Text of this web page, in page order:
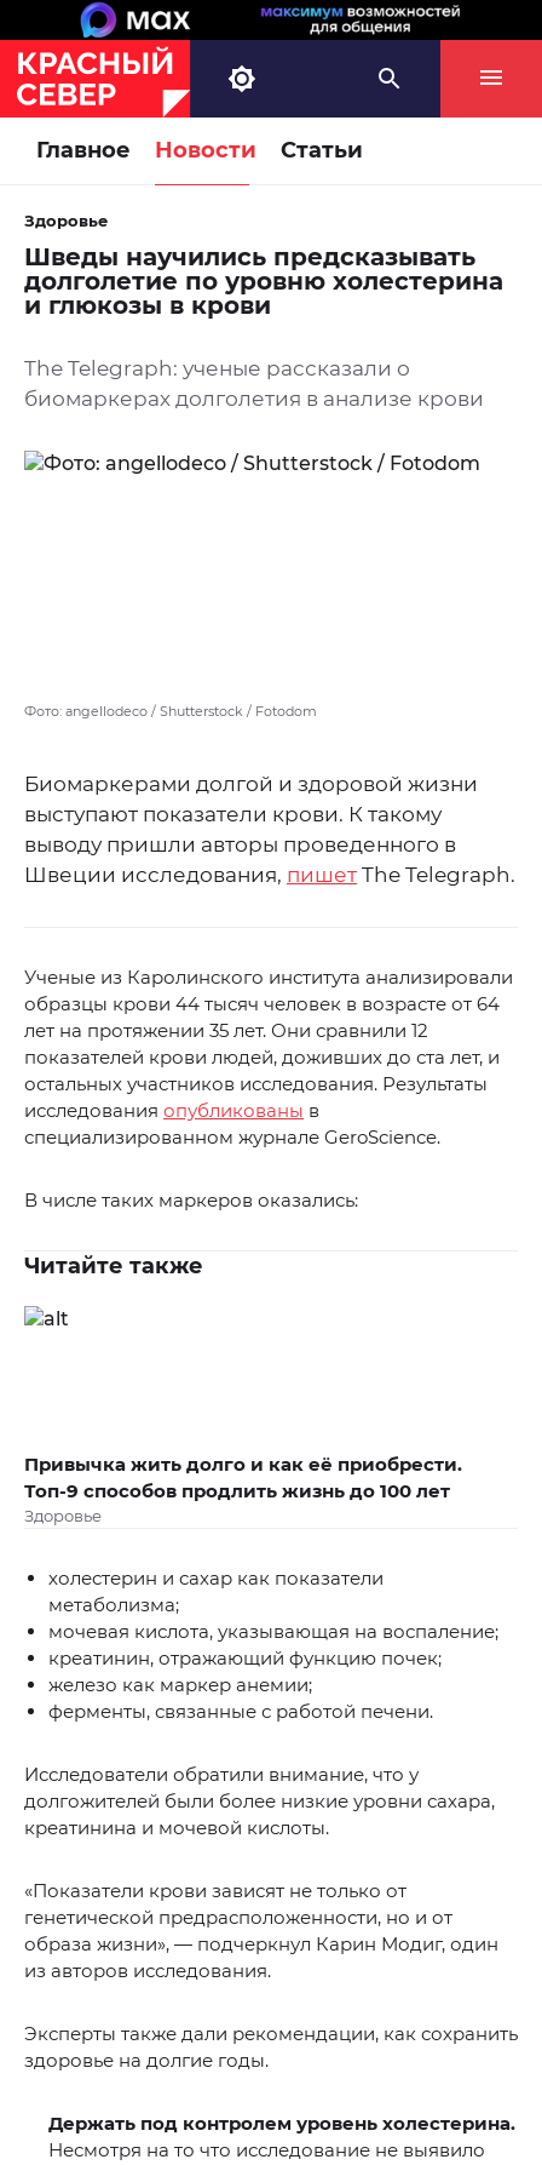
Главное Новости Статьи
Здоровье
Шведы научились предсказывать
долголетие по уровню холестерина
и глюкозы в крови
The Telegraph: ученые рассказали о
биомаркерах долголетия в анализе крови
Фото: angellodeco / Shutterstock / Fotodom
Биомаркерами долгой и здоровой жизни
выступают показатели крови. К такому
выводу пришли авторы проведенного в
Швеции исследования, пишет The Telegraph.
Ученые из Каролинского института анализировали
образцы крови 44 тысяч человек в возрасте от 64
лет на протяжении 35 лет. Они сравнили 12
показателей крови людей, доживших до ста лет, и
остальных участников исследования. Результаты
исследования опубликованы в
специализированном журнале GeroScience.
В числе таких маркеров оказались:
Читайте также
Привычка жить долго и как её приобрести.
Топ-9 способов продлить жизнь до 100 лет
Здоровье
холестерин и сахар как показатели
метаболизма;
мочевая кислота, указывающая на воспаление;
креатинин, отражающий функцию почек;
железо как маркер анемии;
ферменты, связанные с работой печени.
Исследователи обратили внимание, что у
долгожителей были более низкие уровни сахара,
креатинина и мочевой кислоты.
«Показатели крови зависят не только от
генетической предрасположенности, но и от
образа жизни», — подчеркнул Карин Модиг, один
из авторов исследования.
Эксперты также дали рекомендации, как сохранить
здоровье на долгие годы.
Держать под контролем уровень холестерина.
Несмотря на то что исследование не выявило